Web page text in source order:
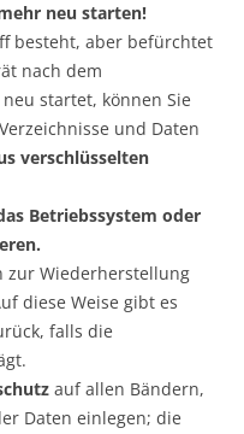
neu starten!
besteht, aber befürchtet
nach dem
startet, können Sie
und Daten
verschlüsselten
Betriebssystem oder
zur Wiederherstellung
diese Weise gibt es
falls die
auf allen Bändern,
Daten einlegen; die